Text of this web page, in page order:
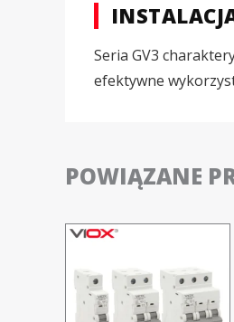
Seria GV3
efektywne
POWIĄZANE